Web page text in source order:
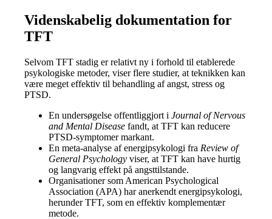
Videnskabelig dokumentation for
TFT
Selvom TFT stadig er relativt ny i forhold til etablerede
psykologiske metoder, viser flere studier, at teknikken kan
være meget effektiv til behandling af angst, stress og
PTSD.
En undersøgelse offentliggjort iJournal of Nervous
and Mental Disease fandt, at TFT kan reducere
PTSD-symptomer markant.
En meta-analyse af energipsykologi fra Review of
General Psychology viser, at TFT kan have hurtig
og langvarig effekt på angsttilstande.
Organisationer som American Psychological
Association (APA) har anerkendt energipsykologi,
herunder TFT, som en effektiv komplementær
metode.